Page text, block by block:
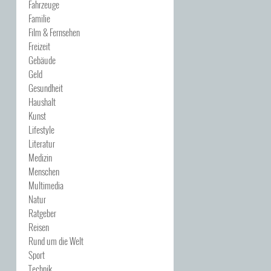
Fahrzeuge
Familie
Film & Fernsehen
Freizeit
Gebäude
Geld
Gesundheit
Haushalt
Kunst
Lifestyle
Literatur
Medizin
Menschen
Multimedia
Natur
Ratgeber
Reisen
Rund um die Welt
Sport
Technik